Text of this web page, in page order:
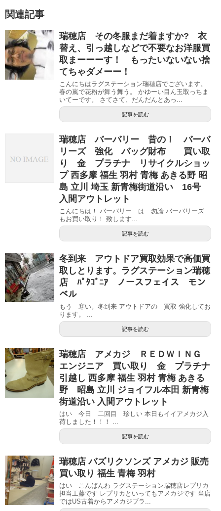
関連記事
瑞穂店 その冬服まだ着ますか? 衣
替え、引っ越しなどで不要なお洋服買
取まーーーす！ もったいないない捨
てちゃダメーー！
こんにちはラグステーション瑞穂店でございます。
春の嵐で花粉が舞う舞う。 かゆーい目ん玉取っちま
いてーです。 さてさて、だんだんとあっ...
記事を読む
瑞穂店 バーバリー 昔の！ バーバ
リーズ 強化 バッグ財布 買い取
り 金 プラチナ リサイクルショッ
プ 西多摩 福生 羽村 青梅 あきる野 昭
島 立川 埼玉 新青梅街道沿い 16号
入間アウトレット
こんにちは！ バーバリー は 勿論 バーバリーズ
もお買い取り！ 致します...
記事を読む
冬到来 アウトドア買取効果で高価買
取しとります。ラグステーション瑞穂
店 ﾊﾟﾀｺﾞﾆｱ ノースフェイス モン
ベル
もう 寒い。冬到来 アウトドアの 買取 強化してお
ります。 ...
記事を読む
瑞穂店 アメカジ ＲＥＤＷＩＮＧ
エンジニア 買い取り 金 プラチナ
引越し 西多摩 福生 羽村 青梅 あきる
野 昭島 立川 ジョイフル本田 新青梅
街道沿い 入間アウトレット
はい 今日 二回目 珍しい 本日もイイアメカジ入
荷しました！！！ ...
記事を読む
瑞穂店 バズリクソンズ アメカジ 販売
買い取り 福生 青梅 羽村
はい こんばんわ ラグステーション瑞穂店レプリカ
担当工藤です レプリカといってもアメカジです 当店
ではUS古着からアメカジブラ...